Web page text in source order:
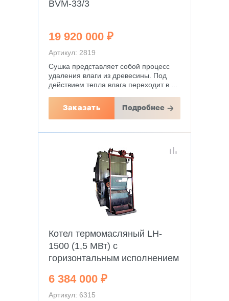
BVM-33/3
19 920 000 ₽
Артикул: 2819
Cушка представляет собой процесс
удаления влаги из древесины. Под
действием тепла влага переходит в ...
Заказать Подробнее
Котел термомасляный LH-
1500 (1,5 МВт) c
горизонтальным исполнением
6 384 000 ₽
Артикул: 6315